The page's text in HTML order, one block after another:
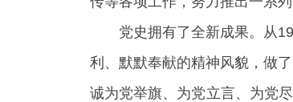
党史拥有了全新成果。从
利、默默奉献的精神风貌，做
诚为党举旗、为党立言、为党